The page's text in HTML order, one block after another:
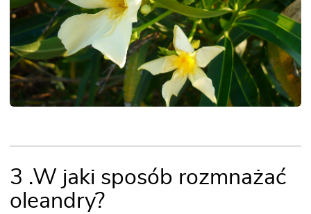
3 .W jaki sposób rozmnażać
oleandry?